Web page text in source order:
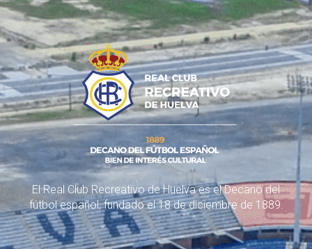
El Real Club Recreativo de Huelva es el Decano del
fútbol español, fundado el 18 de diciembre de 1889.